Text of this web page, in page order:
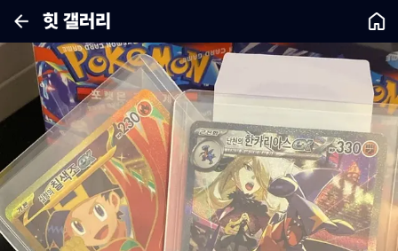
힛 갤러리